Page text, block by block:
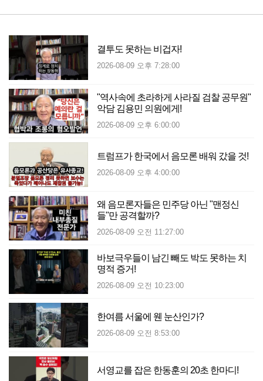
결투도 못하는 비겁자!
2026-08-09 오후 7:28:00
"역사속에 초라하게 사라질 검찰 공무원"
악담 김용민 의원에게!
2026-08-09 오후 6:00:00
트럼프가 한국에서 음모론 배워 갔을 것!
2026-08-09 오후 4:00:00
왜 음모론자들은 민주당 아닌 "맨정신
들"만 공격할까?
2026-08-09 오전 11:27:00
바보극우들이 남긴 빼도 박도 못하는 치
명적 증거!
2026-08-09 오전 10:23:00
한여름 서울에 웬 눈산인가?
2026-08-09 오전 8:53:00
서영교를 잡은 한동훈의 20초 한마디!